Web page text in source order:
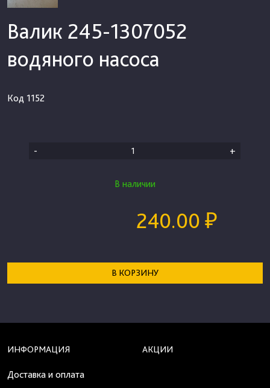
Валик 245-1307052
водяного насоса
Код 1152
- +
В наличии
240.00 ₽
В КОРЗИНУ
ИНФОРМАЦИЯ
Доставка и оплата
АКЦИИ